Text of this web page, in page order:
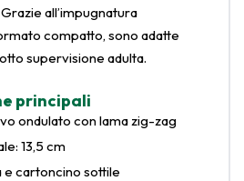
all’impugnatura
compatto, sono adatte
supervisione adulta.
principali
ondulato con lama zig-zag
13,5 cm
e cartoncino sottile